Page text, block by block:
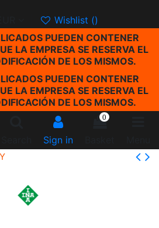
Wishlist ()
PUEDEN CONTENER
LA EMPRESA SE RESERVA EL
DE LOS MISMOS.
PUEDEN CONTENER
LA EMPRESA SE RESERVA EL
DE LOS MISMOS.
Sign in
0